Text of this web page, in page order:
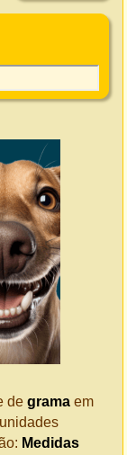
de grama em
Medidas